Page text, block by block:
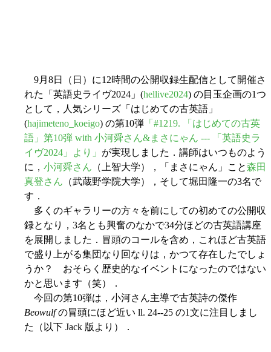
9月8日（日）に12時間の公開収録生配信として開催さ
れた「英語史ライヴ2024」(hellive2024) の目玉企画の1つ
として，人気シリーズ「はじめての古英語」
(hajimeteno_koeigo) の第10弾 「#1219. 「はじめての古英
語」第10弾 with 小河舜さん&まさにゃん --- 「英語史ラ
イヴ2024」より」 が実現しました．講師はいつものよう
に， 小河舜さん （上智大学），「まさにゃん」こと森田
真登さん （武蔵野学院大学），そして堀田隆一の3名で
す．
多くのギャラリーの方々を前にしての初めての公開収
録となり，3名とも興奮のなかで34分ほどの古英語講座
を展開しました．冒頭のコールを含め，これほど古英語
で盛り上がる集団なり回なりは，かつて存在したでしょ
うか？ おそらく歴史的なイベントになったのではない
かと思います（笑）．
今回の第10弾は，小河さん主導で古英詩の傑作
Beowulfの冒頭にほど近い ll. 24--25 の1文に注目しまし
た（以下 Jack 版より）．